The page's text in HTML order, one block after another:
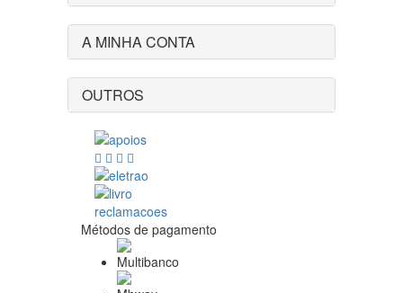
A MINHA CONTA
OUTROS
Métodos de pagamento